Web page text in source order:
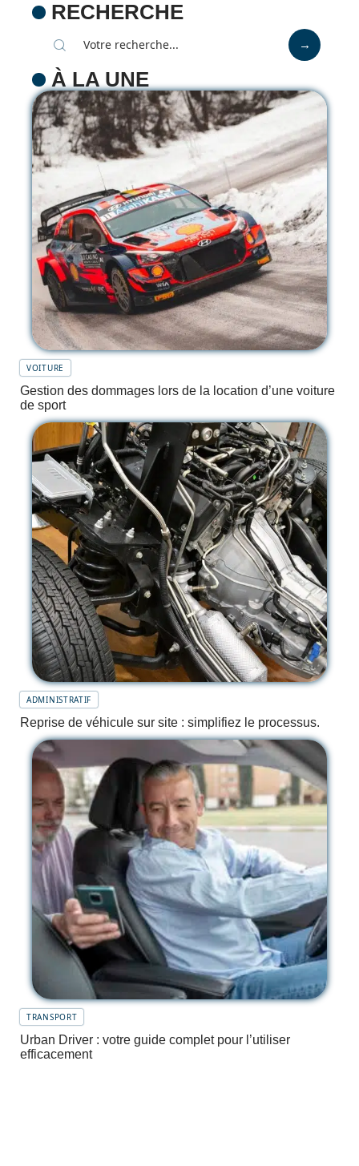
RECHERCHE
À LA UNE
VOITURE
Gestion des dommages lors de la location d’une voiture
de sport
ADMINISTRATIF
Reprise de véhicule sur site : simplifiez le processus.
TRANSPORT
Urban Driver : votre guide complet pour l’utiliser
efficacement